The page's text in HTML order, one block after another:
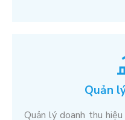
Quản
Quản lý doanh thu